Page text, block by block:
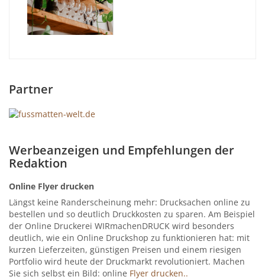
Partner
Werbeanzeigen und Empfehlungen der
Redaktion
Online Flyer drucken
Längst keine Randerscheinung mehr: Drucksachen online zu
bestellen und so deutlich Druckkosten zu sparen. Am Beispiel
der Online Druckerei WIRmachenDRUCK wird besonders
deutlich, wie ein Online Druckshop zu funktionieren hat: mit
kurzen Lieferzeiten, günstigen Preisen und einem riesigen
Portfolio wird heute der Druckmarkt revolutioniert. Machen
Sie sich selbst ein Bild: online Flyer drucken..